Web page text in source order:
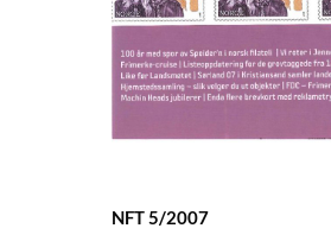
NFT 5/2007